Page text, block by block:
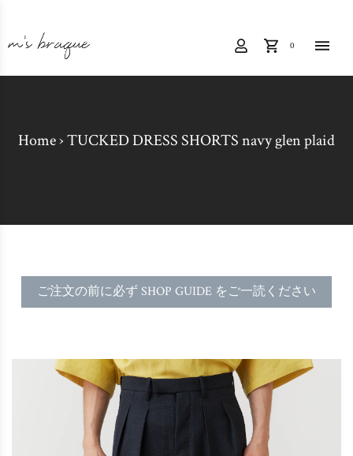
0
Home›TUCKED DRESS SHORTS navy glen plaid
ご注文の前に必ず SHOP GUIDE をご一読ください